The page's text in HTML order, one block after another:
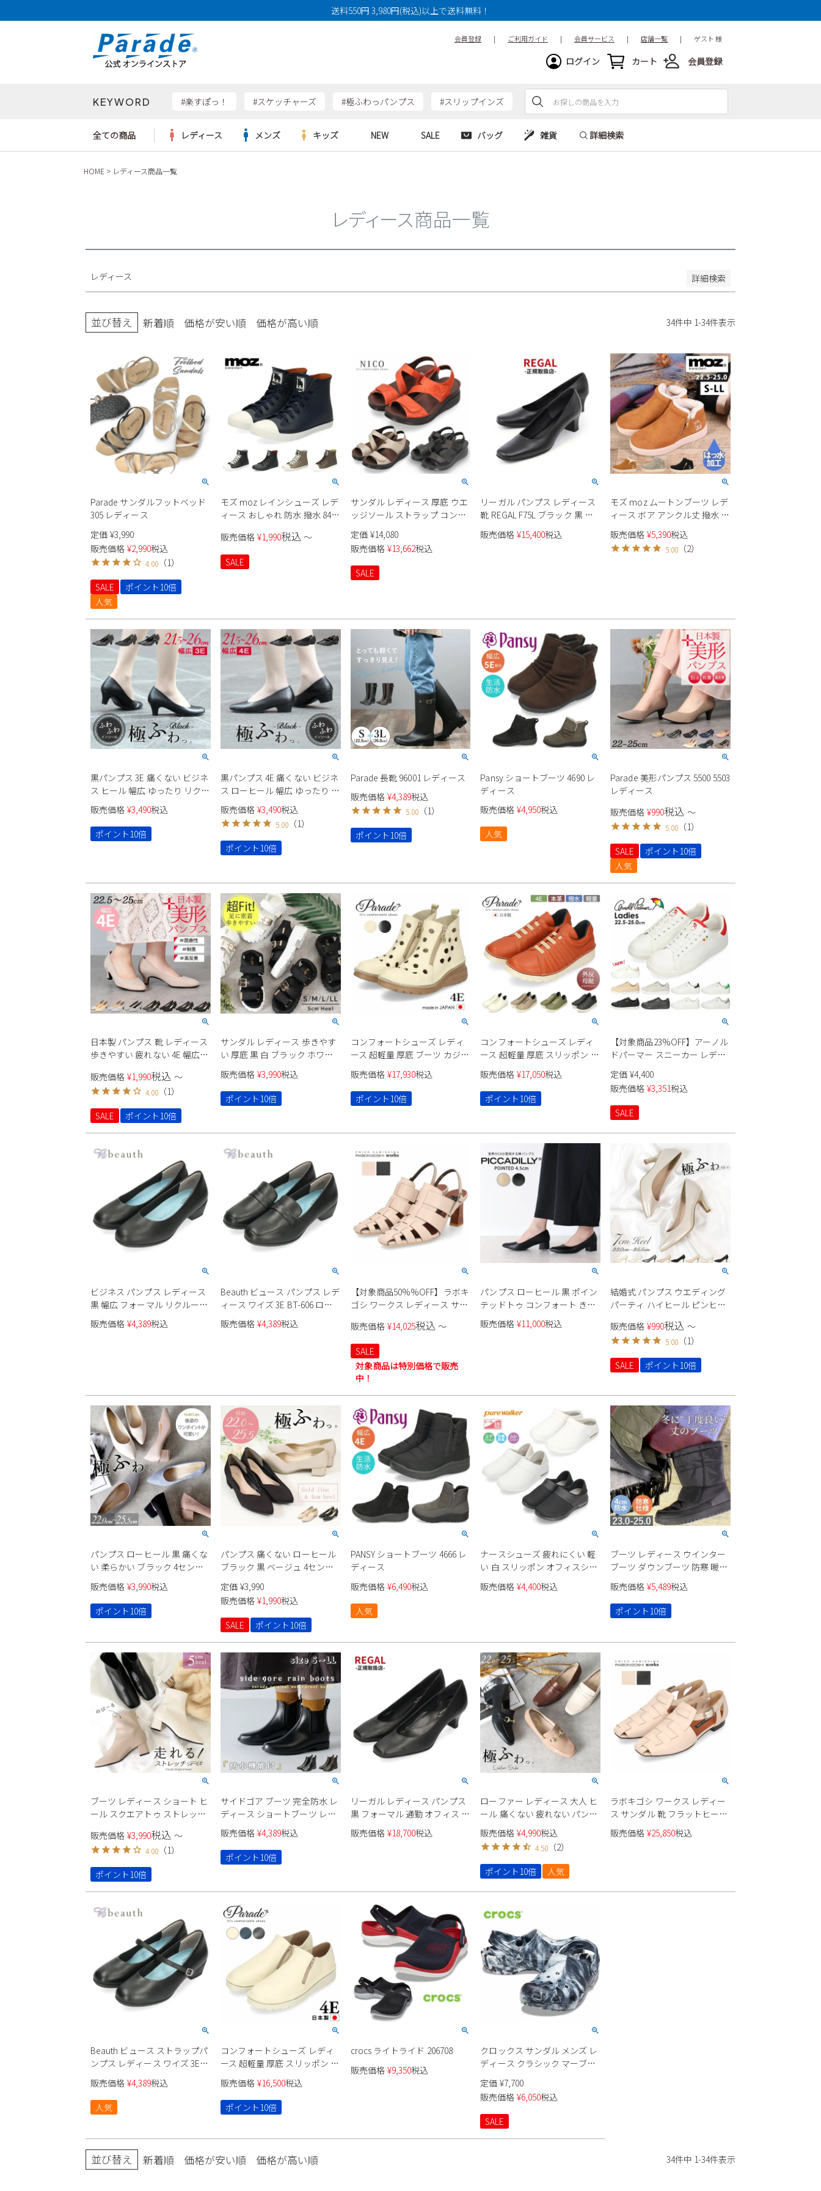
送料550円 3,980円(税込)以上で送料無料！
会員登録 | ご利用ガイド | 会員サービス | 店舗一覧 | ゲスト 様
ログイン カート 会員登録
KEYWORD #楽すぽっ！ #スケッチャーズ #極ふわっパンプス #スリップインズ
検索
全ての商品 レディース
スニーカー
ウェア
new balance
メンズ
ビジネス・ドレスシューズ
ワークシューズ
ウェア
GAP
EDWIN
キッズ
スクール
ブーツ
NEW SALE バッグ
ビジネスバッグ
雑貨 詳細検索
HOME レディース商品一覧
レディース商品一覧
レディース 詳細検索
14cm 14.5cm
20.5cm 21cm 21.5cm 22cm
22.5cm
24.5cm 25cm
25.5cm
27cm 27.5cm 28cm
28.5cm
29cm
29.5cm 30cm 31cm 32cm
特徴
検索
並び替え 新着順 価格が安い順 価格が高い順 34件中 1-34件表示
Parade サンダルフットベッド
305 レディース
定価 ¥3,990
販売価格 ¥2,990税込
4.00 （1）
SALE
ポイント10倍
人気
モズ moz レインシューズ レデ
ィース おしゃれ 防水 撥水 8417
ブーツ ショーツ丈 歩きやすい
防滑 紐靴 雨靴
販売価格 ¥1,990税込 〜
SALE
サンダル レディース 厚底 ウエ
ッジソール ストラップ コンフ
ォート レザー シューズ NICO
ニコ 41711 黒 ブラック ネイビ
ー ブラウン カジュアル 本革 日
本製
定価 ¥14,080
販売価格 ¥13,662税込
SALE
リーガル パンプス レディース
靴 REGAL F75L ブラック 黒 ロ
ーヒール 本革 フォーマル 仕事
オフィス ビジネス
販売価格 ¥15,400税込
モズ moz ムートンブーツ レデ
ィース ボア アンクル丈 撥水 軽
量 防滑 40351 黒 キャメル グレ
ー ブラック ジップ ファスナー
スエード 女の子
販売価格 ¥5,390税込
5.00 （2）
黒パンプス 3E 痛くない ビジネ
ス ヒール 幅広 ゆったり リクル
ート フォーマル ストラップ オ
フィス 仕事 靴 レディース 極ふ
わっ 19143 19164 Parade
販売価格 ¥3,490税込
ポイント10倍
黒パンプス 4E 痛くない ビジネ
ス ローヒール 幅広 ゆったり リ
クルート フォーマル ストラッ
プ オフィス 仕事 靴 レディース
極ふわっ 19141 19165 Parade
販売価格 ¥3,490税込
5.00（1）
ポイント10倍
Parade 長靴 96001 レディース
販売価格 ¥4,389税込
5.00（1）
ポイント10倍
Pansy ショートブーツ 4690 レ
ディース
販売価格 ¥4,950税込
人気
Parade 美形パンプス 5500 5503
レディース
販売価格 ¥990税込 〜
5.00 （1）
SALE
ポイント10倍
人気
日本製 パンプス 靴 レディース
歩きやすい 疲れない 4E 幅広
反発 痛くなりにくい 走れる
Parade 美形パンプス 4500
販売価格 ¥1,990税込 〜
4.00 （1）
SALE
ポイント10倍
サンダル レディース 歩きやす
い 厚底 黒 白 ブラック ホワイ
ト スポーツサンダル 5cm ヒー
ル アンクルストラップ ベルト
7018 Parade 靴 シューズ
販売価格 ¥3,990税込
ポイント10倍
コンフォートシューズ レディ
ース 超軽量 厚底 ブーツ カジュ
アルシューズ 幅広 4E 革靴 0032
Parade 履きやすい 痛くない 軽
い 伸びる 外反母趾 靴
販売価格 ¥17,930税込
ポイント10倍
コンフォートシューズ レディ
ース 超軽量 厚底 スリッポン カ
ジュアルスニーカー 幅広 4E
7280 Parade 履きやすい 痛くな
い 軽い 伸びる 外反母趾 靴 本
革 ブラック 黒
販売価格 ¥17,050税込
ポイント10倍
【対象商品23%OFF】アーノル
ドパーマー スニーカー レディ
ース 黒 白 ローカット AL0702
702 軽量 ARNOLD PALMER 靴 シ
ューズ 紐靴
定価 ¥4,400
販売価格 ¥3,351税込
SALE
ビジネス パンプス レディース
黒 幅広 フォーマル リクルート
オフィス Beauth ビュース ワイ
ズ 3E BT-601 ラウンドトゥ 軽
販売価格 ¥4,389税込
Beauth ビュース パンプス レデ
ィース ワイズ 3E BT-606 ロー
ファー スクエアトゥ フォーマ
ル リクルート ビジネス オフィ
販売価格 ¥4,389税込
【対象商品50%%OFF】ラボキ
ゴシ ワークス レディース サン
カサンダル 黒 ブラック アイボ
リー RABOKIGOSHI works
販売価格 ¥14,025税込 〜
SALE
対象商品は特別価格で販売
中！
パンプス ローヒール 黒 ポイン
テッドトゥ コンフォート きれ
いめ オフィス ビジネス
PICCADILLY ピカジリー 739026
販売価格 ¥11,000税込
結婚式 パンプス ウエディング
パーティ ハイヒール ピンヒー
22091 ラメ スエード 生地 極ふ
わっ Parade シンプル きれいめ
セレモニー オケージョン
販売価格 ¥990税込 〜
5.00 （1）
SALE
ポイント10倍
パンプス ローヒール 黒 痛くな
い 柔らかい ブラック 4センチ
スエード 太ヒール チャンキー
ヒール ポインテッドトゥ 飾り
ドークレ 22cm 極ふわっ 21114
Parade カジュアル パーティー
販売価格 ¥3,990税込
ポイント10倍
パンプス 痛くない ローヒール
ブラック 黒 ベージュ 4センチ
太ヒール セレモニー パーティ
ー ポインテッドトゥ 飾り
22095 Vカット 極ふわっ Parade
定価 ¥3,990
販売価格 ¥1,990税込
SALE
ポイント10倍
PANSY ショートブーツ 4666 レ
ディース
販売価格 ¥6,490税込
人気
ナースシューズ 疲れにくい 軽
い 白 スリッポン オフィスシュ
ーズ レディース ピュアウォー
カー PW0501 PW0502 ホワイト
販売価格 ¥4,400税込
ブーツ レディース ウインター
ブーツ ダウンブーツ 防寒 暖か
い ボアライナー あたたか 防水
防滑 ラウンドトゥ ゆったり
Parade 227000 黒 ブラック カ
ーキ 冬
販売価格 ¥5,489税込
ポイント10倍
ブーツ レディース ショート ヒ
ール スクエアトゥ ストレッチ
ック ストレッチブーツ Parade
5cmヒール 美脚 足長効果 太め
ヒール
販売価格 ¥3,990税込 〜
4.00 （1）
ポイント10倍
サイドゴア ブーツ 完全防水 レ
ディース ショートブーツ レイ
ンブーツ 防滑 カジュアル 定番
ローヒール Parade 96002 ブラ
ック ダークブラウン
販売価格 ¥4,389税込
ポイント10倍
リーガル レディース パンプス
黒 フォーマル 通勤 オフィス 冠
婚葬祭 就職活動 リクルート ブ
ラック 本革 REGAL F04M AF ス
販売価格 ¥18,700税込
ローファー レディース 大人 ヒ
ール 痛くない 疲れない パンプ
ス ビットローファー コインロ
ーファー 靴 太ヒール スクエア
トゥ 極ふわっ Parade 22042
23066
販売価格 ¥4,990税込
4.50 （2）
ポイント10倍
人気
ラボキゴシ ワークス レディー
ス サンダル 靴 フラットヒール
本革 グルカサンダル 12691 ブ
ラック アイボリー 日本製
販売価格 ¥25,850税込
Beauth ビュース ストラップパ
ンプス レディース ワイズ 3E
BT-602 ラウンドトゥ フォーマ
ル リクルート ビジネス オフィ
ス 軽量 防水 抗菌 防臭 黒
販売価格 ¥4,389税込
人気
コンフォートシューズ レディ
ース 超軽量 厚底 スリッポン カ
ジュアルスニーカー 幅広 4E 革
靴 7301 Parade 履きやすい 痛
くない 軽い 伸びる 外反母趾 靴
販売価格 ¥16,500税込
ポイント10倍
crocs ライトライド 206708
販売価格 ¥9,350税込
クロックス サンダル メンズ レ
ディース クラシック マーブル
クロッグ CROCS CLASSIC
MARBLED CLOG 206867 ホワイ
ト ブラック シューズ 軽量
定価 ¥7,700
販売価格 ¥6,050税込
SALE
並び替え 新着順 価格が安い順 価格が高い順 34件中 1-34件表示